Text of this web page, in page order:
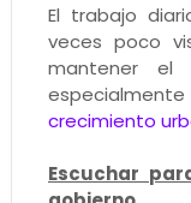
El trabajo
veces poco
mantener el
crecimiento
Escuchar